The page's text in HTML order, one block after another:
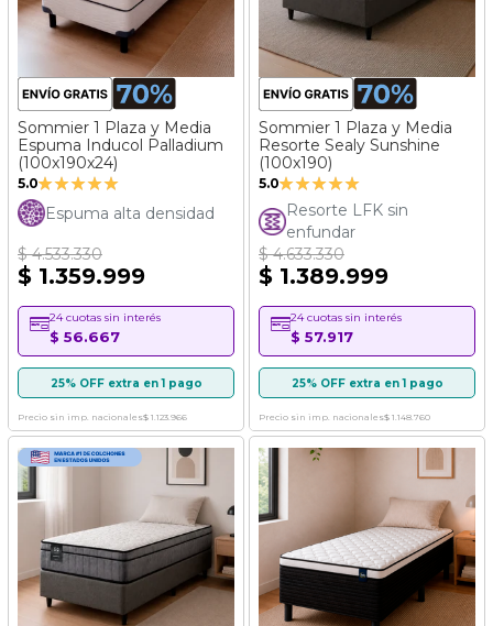
Sommier 1 Plaza y Media
Espuma Inducol Palladium
(100x190x24)
5.0Valoración:
100%
Espuma alta densidad
$ 4.533.330
$ 1.359.999
24 cuotas sin interés
$ 56.667
25% OFF extra en 1 pago
Precio sin imp. nacionales$ 1.123.966
Sommier 1 Plaza y Media
Resorte Sealy Sunshine
(100x190)
5.0Valoración:
100%
Resorte LFK sin
enfundar
$ 4.633.330
$ 1.389.999
24 cuotas sin interés
$ 57.917
25% OFF extra en 1 pago
Precio sin imp. nacionales$ 1.148.760